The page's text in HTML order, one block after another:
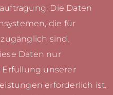
Die Daten
die für
sind,
Daten nur
Erfüllung unserer
erforderlich ist.